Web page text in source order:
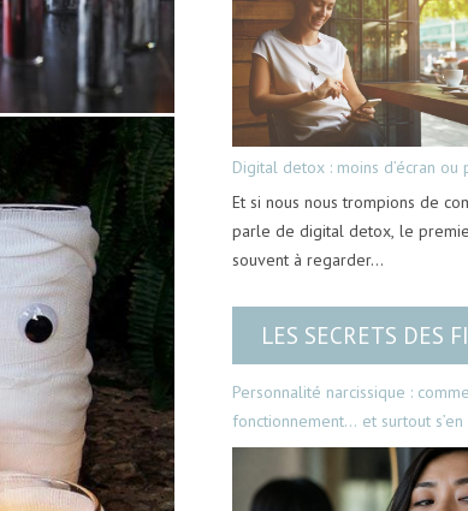
Digital detox : moins d’écran ou
Et si nous nous trompions de
parle de digital detox, le
souvent à regarder…
LES SECRETS DES
Personnalité narcissique :
fonctionnement… et surtout